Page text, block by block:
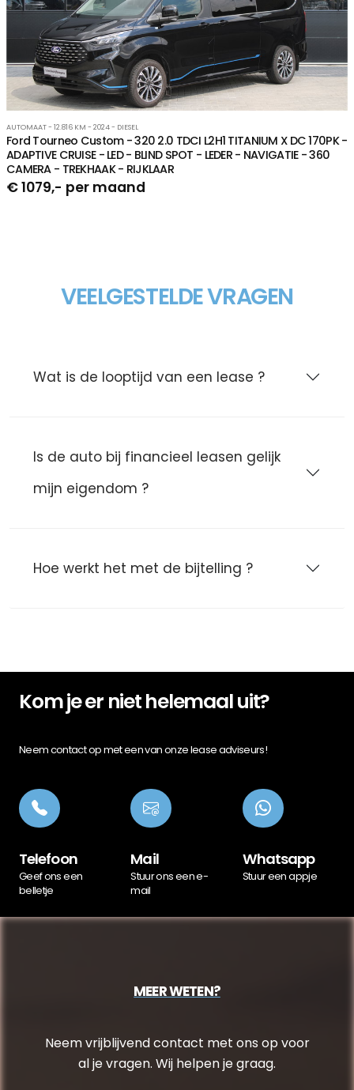
AUTOMAAT - 12.816 KM - 2024 - DIESEL
Ford Tourneo Custom - 320 2.0 TDCI L2H1 TITANIUM X DC 170PK -
ADAPTIVE CRUISE - LED - BLIND SPOT - LEDER - NAVIGATIE - 360
CAMERA - TREKHAAK - RIJKLAAR
€ 1079,- per maand
VEELGESTELDE VRAGEN
Wat is de looptijd van een lease ?
Is de auto bij financieel leasen gelijk
mijn eigendom ?
Hoe werkt het met de bijtelling ?
Kom je er niet helemaal uit?
Neem contact op met een van onze lease adviseurs!
Telefoon
Geef ons een
belletje
Mail
Stuur ons een e-
mail
Whatsapp
Stuur een appje
MEER WETEN?
Neem vrijblijvend contact met ons op voor
al je vragen. Wij helpen je graag.